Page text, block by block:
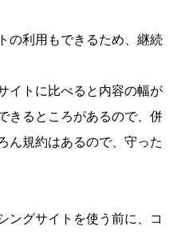
の利用もできるため、継続
イトに比べると内容の幅が
きるところがあるので、併
ん規約はあるので、守った
ングサイトを使う前に、コ